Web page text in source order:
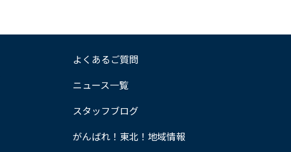
よくあるご質問
ニュース一覧
スタッフブログ
がんばれ！東北！地域情報